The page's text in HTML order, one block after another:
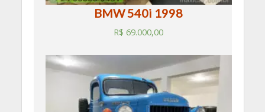
BMW 540i 1998
R$ 69.000,00